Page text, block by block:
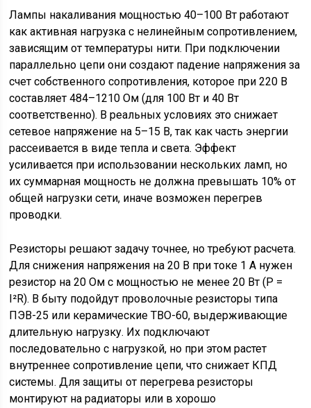
Лампы накаливания мощностью 40–100 Вт работают
как активная нагрузка с нелинейным сопротивлением,
зависящим от температуры нити. При подключении
параллельно цепи они создают падение напряжения за
счет собственного сопротивления, которое при 220 В
составляет 484–1210 Ом (для 100 Вт и 40 Вт
соответственно). В реальных условиях это снижает
сетевое напряжение на 5–15 В, так как часть энергии
рассеивается в виде тепла и света. Эффект
усиливается при использовании нескольких ламп, но
их суммарная мощность не должна превышать 10% от
общей нагрузки сети, иначе возможен перегрев
проводки.
Резисторы решают задачу точнее, но требуют расчета.
Для снижения напряжения на 20 В при токе 1 А нужен
резистор на 20 Ом с мощностью не менее 20 Вт (P =
I²R). В быту подойдут проволочные резисторы типа
ПЭВ-25 или керамические ТВО-60, выдерживающие
длительную нагрузку. Их подключают
последовательно с нагрузкой, но при этом растет
внутреннее сопротивление цепи, что снижает КПД
системы. Для защиты от перегрева резисторы
монтируют на радиаторы или в хорошо